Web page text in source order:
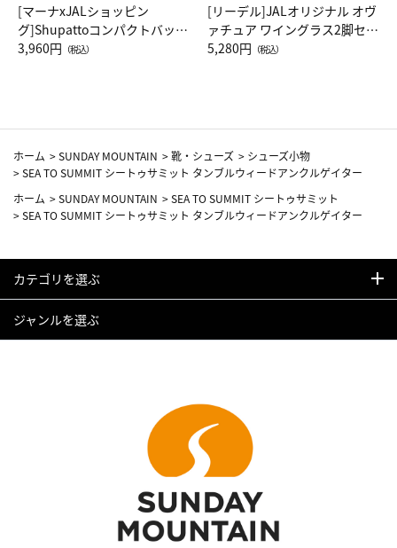
[マーナxJALショッピン
グ]Shupattoコンパクトバッグ
Drop JAL客室乗務員（LC）ス
3,960円 （税込）
[リーデル]JALオリジナル オヴ
ァチュア ワイングラス2脚セッ
ト（レッドワイン）
5,280円 （税込）
ホーム >SUNDAY MOUNTAIN >靴・シューズ > シューズ小物
>SEA TO SUMMIT シートゥサミット タンブルウィードアンクルゲイター
ホーム >SUNDAY MOUNTAIN >SEA TO SUMMIT シートゥサミット
>SEA TO SUMMIT シートゥサミット タンブルウィードアンクルゲイター
カテゴリを選ぶ
ジャンルを選ぶ